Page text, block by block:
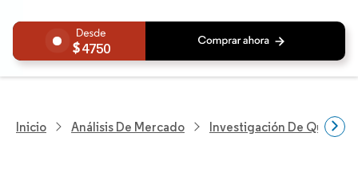
4750
Inicio Análisis De Mercado Investigación De